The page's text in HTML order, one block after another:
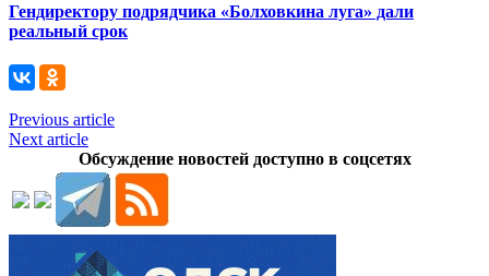
Гендиректору подрядчика «Болховкина луга» дали
реальный срок
Previous article
Next article
Обсуждение новостей доступно в соцсетях